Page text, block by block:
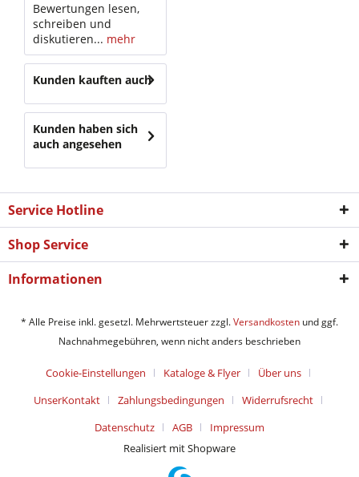
Bewertungen lesen,
schreiben und
diskutieren... mehr
Kunden kauften auch
Kunden haben sich
auch angesehen
Service Hotline
Shop Service
Informationen
* Alle Preise inkl. gesetzl. Mehrwertsteuer zzgl.Versandkosten und ggf.
Nachnahmegebühren, wenn nicht anders beschrieben
Cookie-Einstellungen Kataloge & Flyer
Über uns
UnserKontakt
Zahlungsbedingungen
Widerrufsrecht
Datenschutz
AGB
Impressum
Realisiert mit Shopware